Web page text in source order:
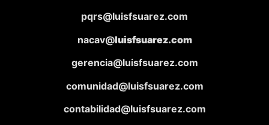
pqrs@luisfsuarez.com
nacav@luisfsuarez.com
gerencia@luisfsuarez.com
comunidad@luisfsuarez.com
contabilidad@luisfsuarez.com